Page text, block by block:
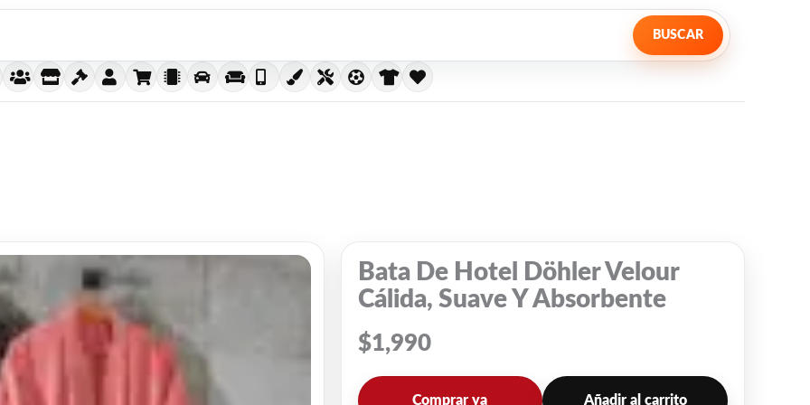
BUSCAR
Bata De Hotel Döhler Velour
Cálida, Suave Y Absorbente
$1,990
Comprar ya Añadir al carrito